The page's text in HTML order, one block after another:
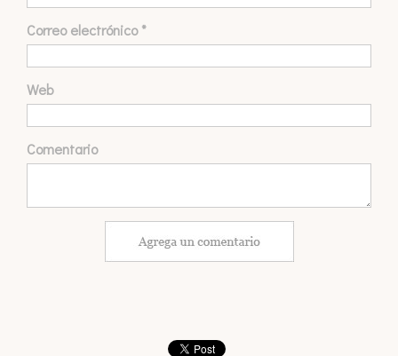
Correo electrónico*
Web
Comentario